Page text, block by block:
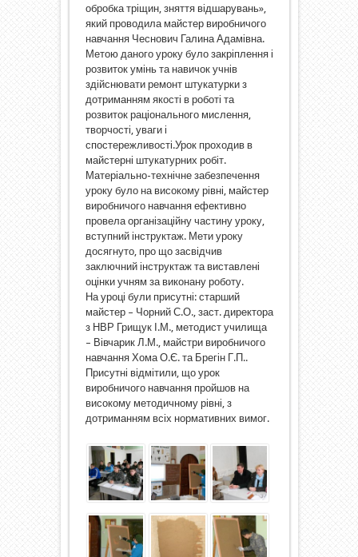
обробка тріщин, зняття відшарувань»,
який проводила майстер виробничого
навчання Чеснович Галина Адамівна.
Метою даного уроку було закріплення і
розвиток умінь та навичок учнів
здійснювати ремонт штукатурки з
дотриманням якості в роботі та
розвиток раціонального мислення,
творчості, уваги і
спостережливості.Урок проходив в
майстерні штукатурних робіт.
Матеріально-технічне забезпечення
уроку було на високому рівні, майстер
виробничого навчання ефективно
провела організаційну частину уроку,
вступний інструктаж. Мети уроку
досягнуто, про що засвідчив
заключний інструктаж та виставлені
оцінки учням за виконану роботу.
На уроці були присутні: старший
майстер – Чорний С.О., заст. директора
з НВР Грищук І.М., методист училища
– Вівчарик Л.М., майстри виробничого
навчання Хома О.Є. та Брегін Г.П..
Присутні відмітили, що урок
виробничого навчання пройшов на
високому методичному рівні, з
дотриманням всіх нормативних вимог.